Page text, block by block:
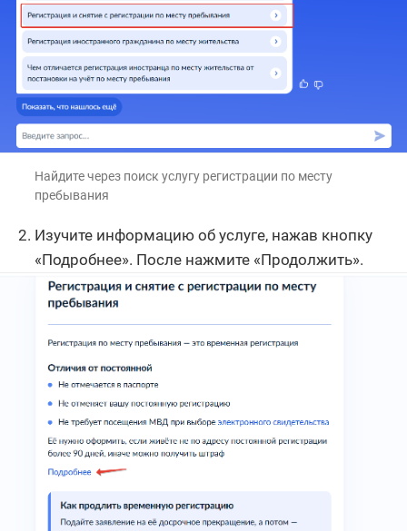
Найдите через поиск услугу регистрации по месту
пребывания
Изучите информацию об услуге, нажав кнопку
«Подробнее». После нажмите «Продолжить».